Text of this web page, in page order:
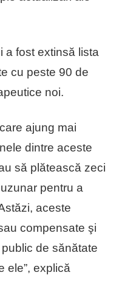
a fost extinsă lista
cu peste 90 de
noi.
ajung mai
dintre aceste
să plătească zeci
pentru a
aceste
compensate şi
de sănătate
ele”, explică